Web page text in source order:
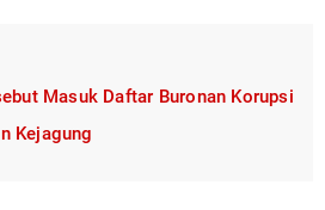
Masuk Daftar Buronan Korupsi
Kejagung